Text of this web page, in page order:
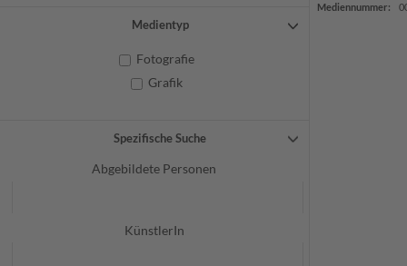
Medientyp
Fotografie
Grafik
Spezifische Suche
Abgebildete Personen
KünstlerIn
Mediennummer: